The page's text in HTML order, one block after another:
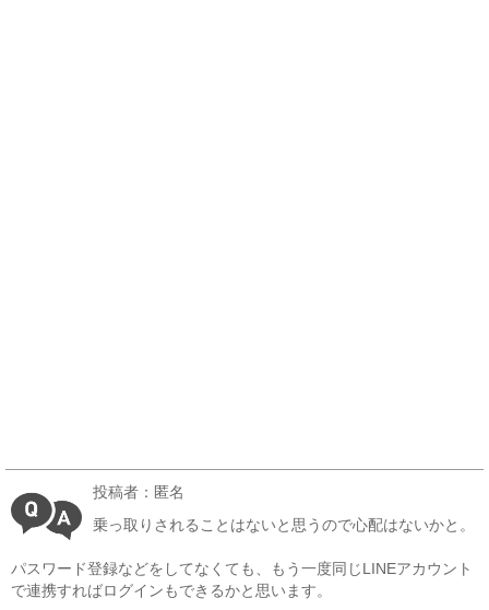
投稿者：匿名
乗っ取りされることはないと思うので心配はないかと。
パスワード登録などをしてなくても、もう一度同じLINEアカウント
で連携すればログインもできるかと思います。